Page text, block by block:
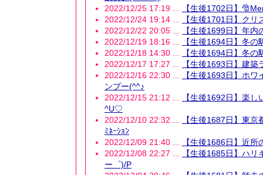
2022/12/25 17:19 ...
【生後1702日】
2022/12/24 19:14 ...
【生後1701日】ク
2022/12/22 20:05 ...
【生後1699日】年
2022/12/19 18:16 ...
【生後1694日】冬の
2022/12/18 14:30 ...
【生後1694日】冬の
2022/12/17 17:27 ...
【生後1693日】建築
2022/12/16 22:30 ...
【生後1693日】ホ
ンプー(^^♪
2022/12/15 21:12 ...
【生後1692日】楽
^U♡
2022/12/10 22:32 ...
【生後1687日】東
ﾐﾈｰｼｮﾝ
2022/12/09 21:40 ...
【生後1686日】近
2022/12/08 22:27 ...
【生後1685日】ハ
ー゜)/P